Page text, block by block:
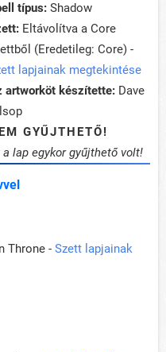
típus: Shadow
Eltávolítva a Core
(Eredetileg: Core) -
lapjainak megtekintése
artworköt készítette: Dave
GYŰJTHETŐ!
a lap egykor gyűjthető volt!
Throne - Szett lapjainak